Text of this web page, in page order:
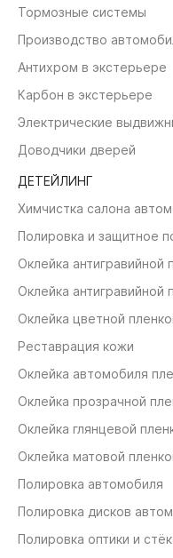
Тормозные системы
Производство
Антихром в экстерьере
Карбон в экстерьере
Электрические
Доводчики дверей
ДЕТЕЙЛИНГ
Химчистка салона
Полировка и защитное
Оклейка антигравийной
Оклейка антигравийной
Оклейка цветной
Реставрация кожи
Оклейка автомобиля
Оклейка прозрачной
Оклейка глянцевой
Оклейка матовой
Полировка автомобиля
Полировка дисков
Полировка оптики и